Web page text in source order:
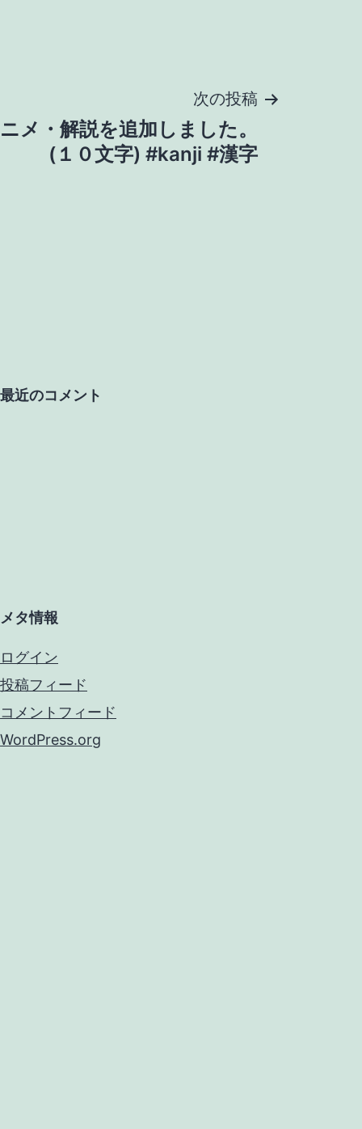
次の投稿
メ・解説を追加しました。
(１０文字) #kanji #漢字
最近のコメント
メタ情報
ログイン
投稿フィード
コメントフィード
WordPress.org